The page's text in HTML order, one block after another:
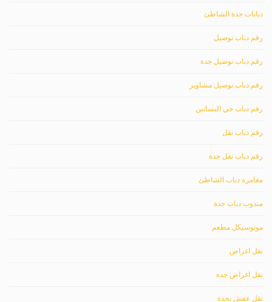
دبابات جدة الشاطئ
رقم دباب توصيل
رقم دباب توصيل جدة
رقم دباب توصيل مشاوير
رقم دباب حي البساتين
رقم دباب نقل
رقم دباب نقل جدة
مغامرة دباب الشاطئ
مندوب دباب جدة
موتوسيكل مطعم
نقل اغراض
نقل اغراض جدة
نقل عفش بجدة